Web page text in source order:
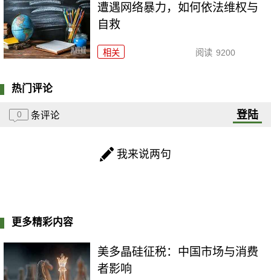
遭遇网络暴力，如何依法维权与
自救
相关 阅读 9200
热门评论
0 条评论 登陆
我来说两句
更多精彩内容
美多晶硅征税：中国市场与消费
者影响